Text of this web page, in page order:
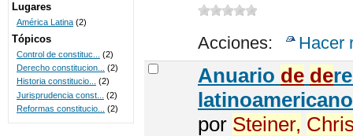
Acciones: Hacer
Anuario de de
por Steiner,
Lugares
América Latina (2)
Tópicos
Control de constituc...
(2)
Derecho constitucion...
(2)
Historia constitucio... (2)
Jurisprudencia const...
(2)
Reformas constitucio...
(2)